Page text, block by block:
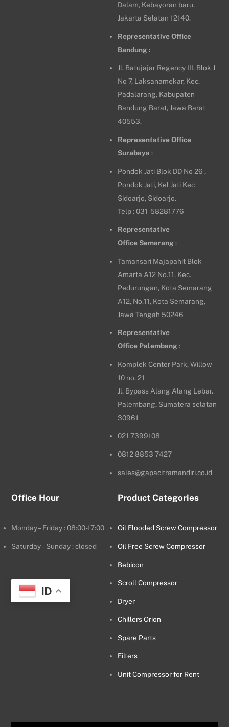
Dalam, Kebayoran baru,
Jakarta Selatan 12140.
Representative Office
Bandung :
Jl. Batujajar Regency III, Blok J
No 7, Laksanamekar, Kec.
Padalarang, Kabupaten
Bandung Barat, Jawa Barat
40553.
Representative Office
Surabaya :
Pondok Jati Blok DD No 26 ,
Pondok Jati, Kel Jati Kec
Sidoarjo, Sidoarjo.
Telp : 031-58281776
Representative
Office Semarang :
Tamansari Majapahit Blok
Amarta A12 No.11, Kec.
Pedurungan, Kota Semarang
A12, No.11, Kota Semarang,
Jawa Tengah 50246
Representative
Office Palembang:
Komplek Center Park, Willow
10 no. 21
Jl. Bypass Alang Alang Lebar.
Palembang, Sumatera selatan
30961
021 7399108
0812 8853 7427
sales@gapacitramandiri.co.id
Office Hour
Monday – Friday : 08:00-17:00
Saturday – Sunday : closed
ID
Product Categories
Oil Flooded Screw Compressor
Oil Free Screw Compressor
Bebicon
Scroll Compressor
Dryer
Chillers Orion
Spare Parts
Filters
Unit Compressor for Rent